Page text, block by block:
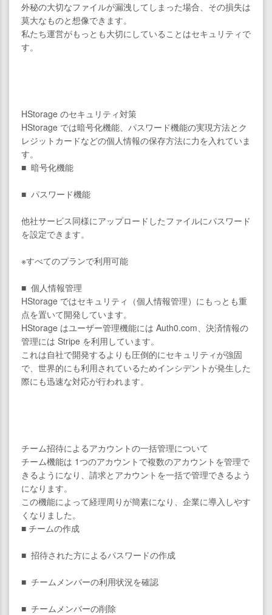
外秘の大切なファイルが漏洩してしまった場合、その損失は
莫大なものと想像できます。
私たち運営がもっとも大切にしていることはセキュリティで
す。
HStorage のセキュリティ対策
HStorage では暗号化機能、パスワード機能の実現方法とク
レジットカードなどの個人情報の保存方法に力を入れていま
す。
■ 暗号化機能
■ パスワード機能
他社サービス同様にアップロードしたファイルにパスワード
を設定できます。
※すべてのプランで利用可能
■ 個人情報管理
HStorage ではセキュリティ（個人情報管理）にもっとも重
点を置いて開発しています。
HStorage はユーザー管理機能には Auth0.com、決済情報の
管理には Stripe を利用しています。
これは自社で開発するよりも圧倒的にセキュリティが強固
で、世界的にも利用されているためインシデントが発生した
際にも迅速な対応が行われます。
チーム招待によるアカウントの一括管理について
チーム機能は 1つのアカウントで複数のアカウントを管理で
きるようになり、請求とアカウントを一括で管理できるよう
になります。
この機能によって経理周りが簡素になり、企業に導入しやす
くなりました。
■ チームの作成
■ 招待された方によるパスワードの作成
■ チームメンバーの利用状況を確認
■ チームメンバーの削除